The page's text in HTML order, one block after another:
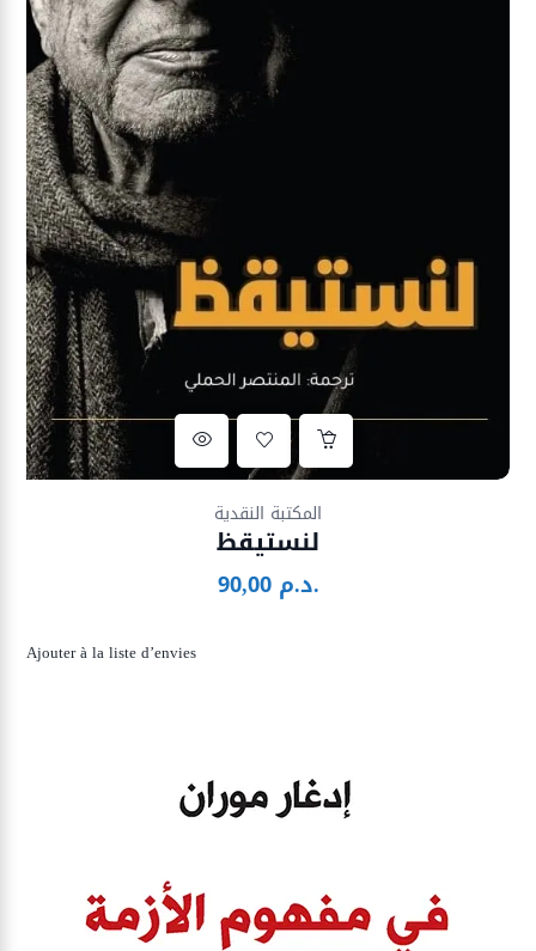
المكتبة النقدية
لنستيقظ
90,00 د.م.
Ajouter à la liste d’envies